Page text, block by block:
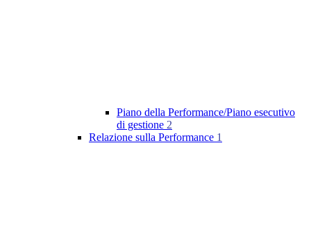
Piano della Performance/Piano esecutivo
di gestione 2
Relazione sulla Performance 1